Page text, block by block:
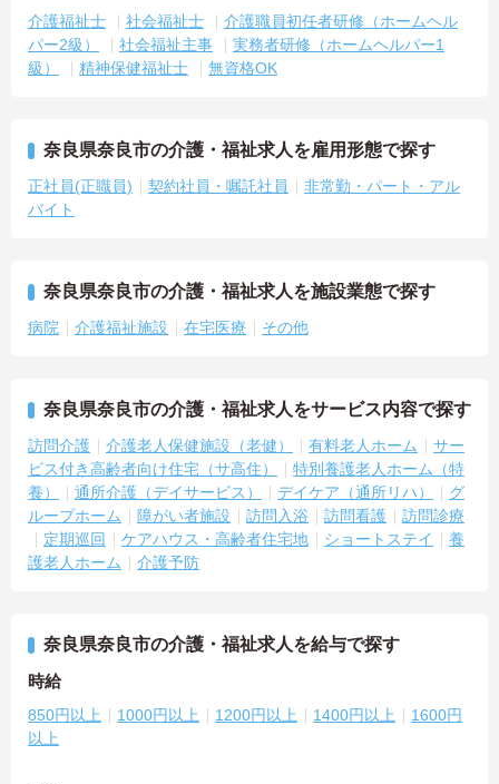
介護福祉士 社会福祉士
介護職員初任者研修（ホームヘル
パー2級）
社会福祉主事
実務者研修（ホームヘルパー1
級）
精神保健福祉士 無資格OK
奈良県奈良市の介護・福祉求人を雇用形態で探す
正社員(正職員) 契約社員・嘱託社員
非常勤・パート・アル
バイト
奈良県奈良市の介護・福祉求人を施設業態で探す
病院 介護福祉施設 在宅医療 その他
奈良県奈良市の介護・福祉求人をサービス内容で探す
訪問介護 介護老人保健施設（老健） 有料老人ホーム
サー
ビス付き高齢者向け住宅（サ高住）
特別養護老人ホーム（特
養）
通所介護（デイサービス） デイケア（通所リハ）
グ
ループホーム
障がい者施設 訪問入浴 訪問看護
訪問診療
定期巡回
ケアハウス・高齢者住宅地 ショートステイ
養
護老人ホーム
介護予防
奈良県奈良市の介護・福祉求人を給与で探す
時給
850円以上 1000円以上 1200円以上 1400円以上
1600円
以上